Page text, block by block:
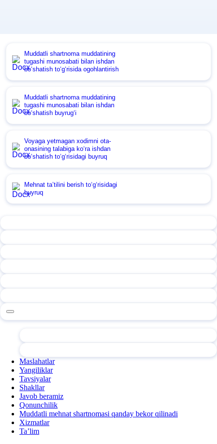
Muddatli shartnoma muddatining
tugashi munosabati bilan ishdan
boʻshatish toʻgʻrisida ogohlantirish
Muddatli shartnoma muddatining
tugashi munosabati bilan ishdan
boʻshatish buyrugʻi
Voyaga yetmagan хodimni ota-
onasining talabiga koʻra ishdan
boʻshatish toʻgʻrisidagi buyruq
Mehnat ta’tilini berish toʻgʻrisidagi
buyruq
Maslahatlar
Yangiliklar
Tavsiyalar
Shakllar
Javob beramiz
Qonunchilik
Muddatli mehnat shartnomasi qanday bekor qilinadi
Xizmatlar
Ta’lim